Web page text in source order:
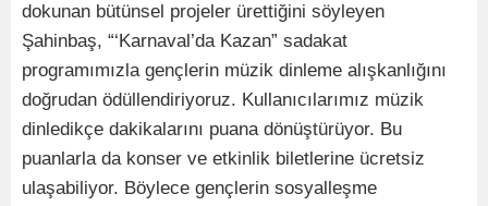
dokunan bütünsel projeler ürettiğini söyleyen
Şahinbaş, “‘Karnaval’da Kazan” sadakat
programımızla gençlerin müzik dinleme alışkanlığını
doğrudan ödüllendiriyoruz. Kullanıcılarımız müzik
dinledikçe dakikalarını puana dönüştürüyor. Bu
puanlarla da konser ve etkinlik biletlerine ücretsiz
ulaşabiliyor. Böylece gençlerin sosyalleşme